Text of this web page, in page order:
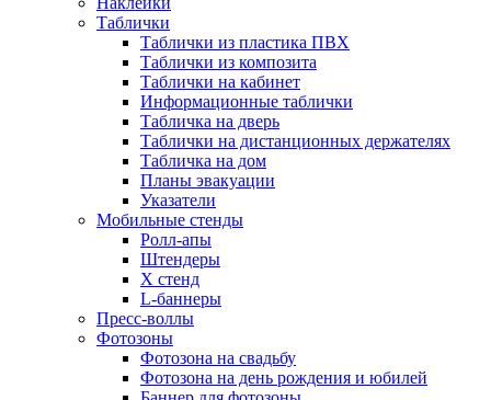
Таблички
Таблички из пластика ПВХ
Таблички из композита
Таблички на кабинет
Информационные таблички
Табличка на дверь
Таблички на дистанционных держателях
Табличка на дом
Планы эвакуации
Указатели
Мобильные стенды
Ролл-апы
Штендеры
Х стенд
L-баннеры
Пресс-воллы
Фотозоны
Фотозона на свадьбу
Фотозона на день рождения и юбилей